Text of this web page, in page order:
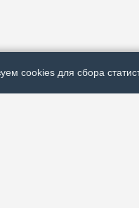
cookies для сбора